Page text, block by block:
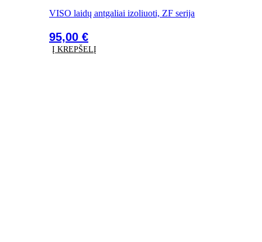
VISO laidų antgaliai izoliuoti, ZF serija
95,00 €
Į KREPŠELĮ